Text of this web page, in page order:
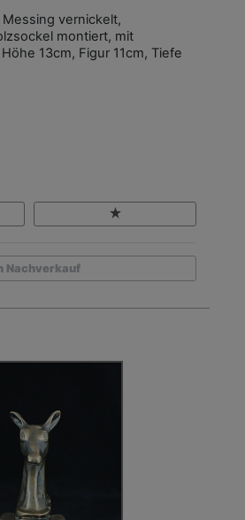
vernickelt,
montiert, mit
13cm, Figur 11cm, Tiefe
Nachverkauf